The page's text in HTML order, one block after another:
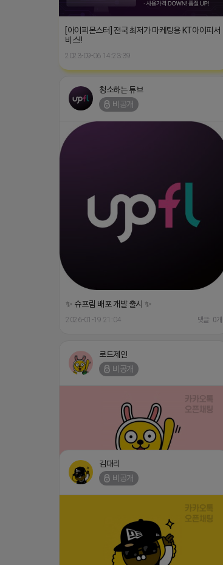
[아이피몬스터] 전국 최저가 마케팅용 KT아이피서
비스!!
2023-09-06 14:23:39
청소하는 튜브
비공개
✨ 슈프림 배포 개발 출시 ✨
2026-01-19 21:04 댓글: 0개
로드제인
비공개
⛔️ 투자금 0원 부업 ➡️ 내일 밤 9시 ⛔️
댓글:20개
김대리
비공개